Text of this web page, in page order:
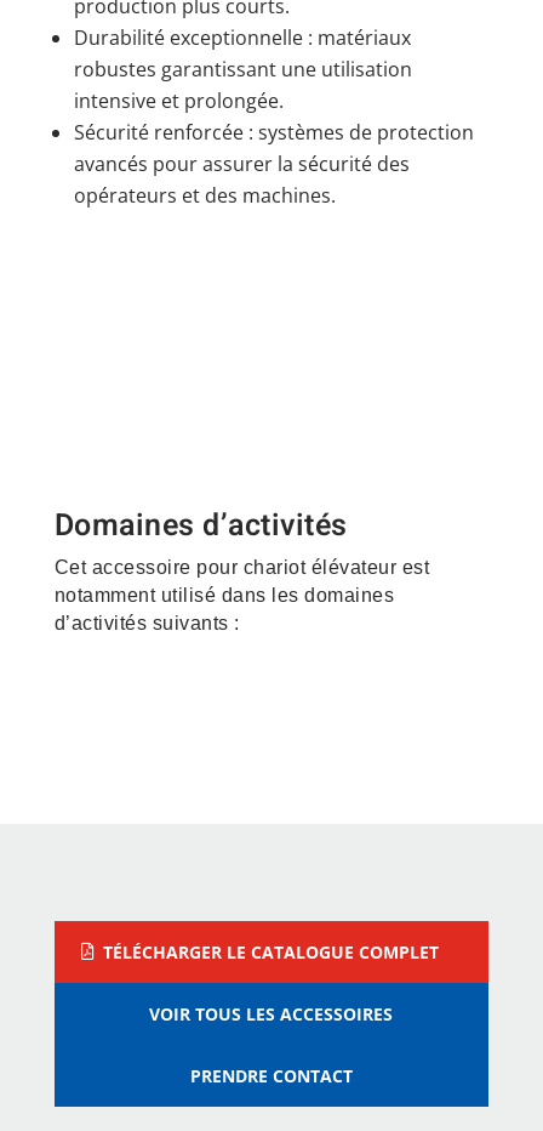
production plus courts.
Durabilité exceptionnelle : matériaux
robustes garantissant une utilisation
intensive et prolongée.
Sécurité renforcée : systèmes de protection
avancés pour assurer la sécurité des
opérateurs et des machines.
Domaines d’activités
Cet accessoire pour chariot élévateur est
notamment utilisé dans les domaines
d’activités suivants :
TÉLÉCHARGER LE CATALOGUE COMPLET
VOIR TOUS LES ACCESSOIRES
PRENDRE CONTACT